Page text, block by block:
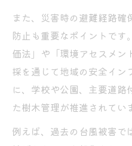
また、災害時の避難経路
防止も重要なポイントです
価法」や「環境アセスメン
採を通じて地域の安全イン
に、学校や公園、主要道路
た樹木管理が推進されてい
例えば、過去の台風被害で